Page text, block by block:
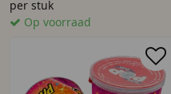
per stuk
Op voorraad